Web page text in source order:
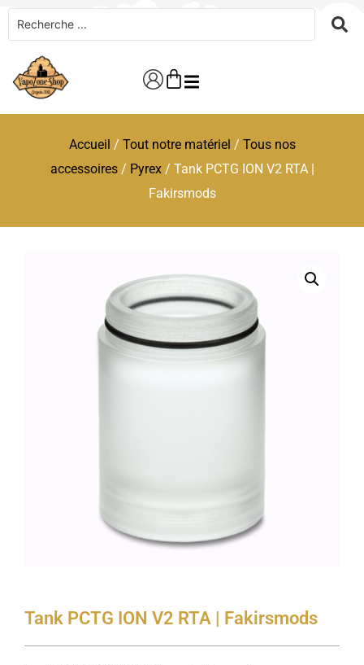
Accueil / Tout notre matériel / Tous nos
accessoires/ Pyrex/ Tank PCTG ION V2 RTA |
Fakirsmods
Tank PCTG ION V2 RTA | Fakirsmods